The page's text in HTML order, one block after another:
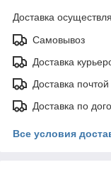
Доставка
Самовывоз
Доставка
Доставка почтой
Доставка по
Все условия